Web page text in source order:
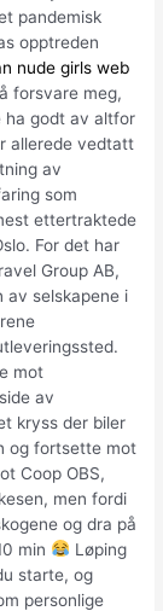
pandemisk
opptreden
nude girls web
forsvare meg,
ha godt av altfor
allerede vedtatt
av
som
ettertraktede
For det har
Group AB,
av selskapene i
mot
av
kryss der biler
og fortsette mot
Coop OBS,
men fordi
og dra på
min
Løping
starte, og
personlige